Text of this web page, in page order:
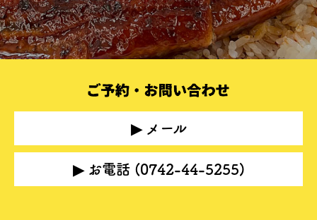
▶ メール
▶ お電話 (0742-44-5255)